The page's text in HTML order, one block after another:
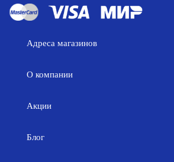
Адреса магазинов
О компании
Акции
Блог